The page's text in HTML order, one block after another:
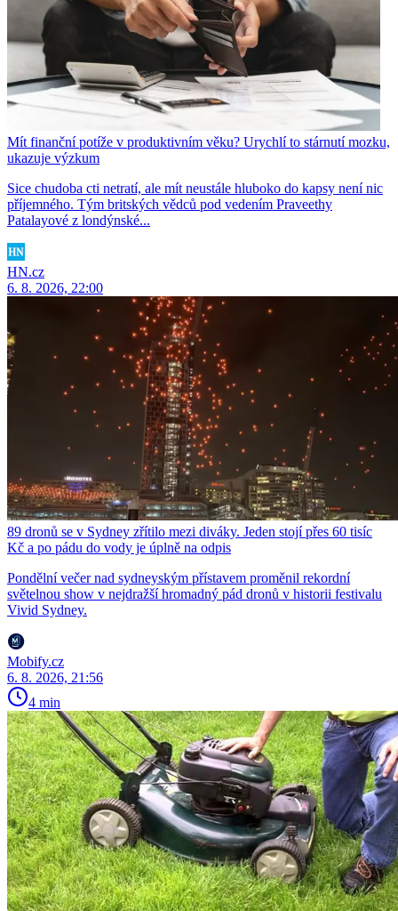
Mít finanční potíže v produktivním věku? Urychlí to stárnutí mozku,
ukazuje výzkum
Sice chudoba cti netratí, ale mít neustále hluboko do kapsy není nic
příjemného. Tým britských vědců pod vedením Praveethy
Patalayové z londýnské...
HN.cz
6. 8. 2026, 22:00
89 dronů se v Sydney zřítilo mezi diváky. Jeden stojí přes 60 tisíc
Kč a po pádu do vody je úplně na odpis
Pondělní večer nad sydneyským přístavem proměnil rekordní
světelnou show v nejdražší hromadný pád dronů v historii festivalu
Vivid Sydney.
Mobify.cz
6. 8. 2026, 21:56
4 min